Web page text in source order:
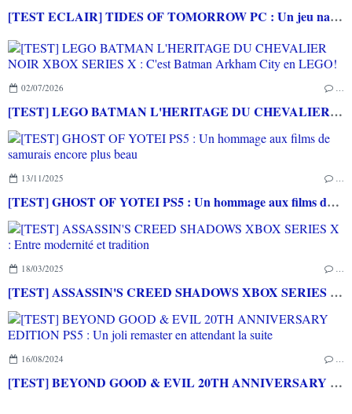
[TEST ECLAIR] TIDES OF TOMORROW PC : Un jeu narratif fun et connecté
02/07/2026 …
[TEST] LEGO BATMAN L'HERITAGE DU CHEVALIER NOIR XBOX SERIES X : C'est Batman Arkham City en LEGO!
13/11/2025 …
[TEST] GHOST OF YOTEI PS5 : Un hommage aux films de samurais encore plus beau
18/03/2025 …
[TEST] ASSASSIN'S CREED SHADOWS XBOX SERIES X : Entre modernité et tradition
16/08/2024 …
[TEST] BEYOND GOOD & EVIL 20TH ANNIVERSARY EDITION PS5 : Un joli remaster en attendant la suite